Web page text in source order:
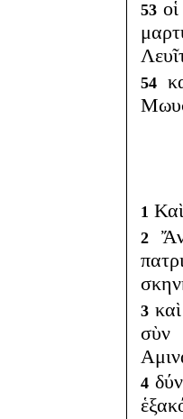
53
54
1
2
3
σὺν
4